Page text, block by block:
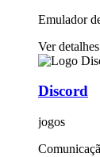
Emulador
Ver detalhes
Discord
jogos